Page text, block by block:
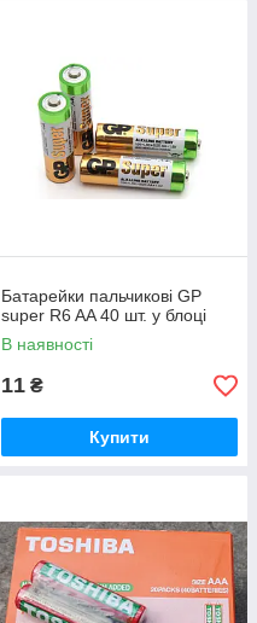
Батарейки пальчикові GP
super R6 AA 40 шт. у блоці
В наявності
11 ₴
Купити